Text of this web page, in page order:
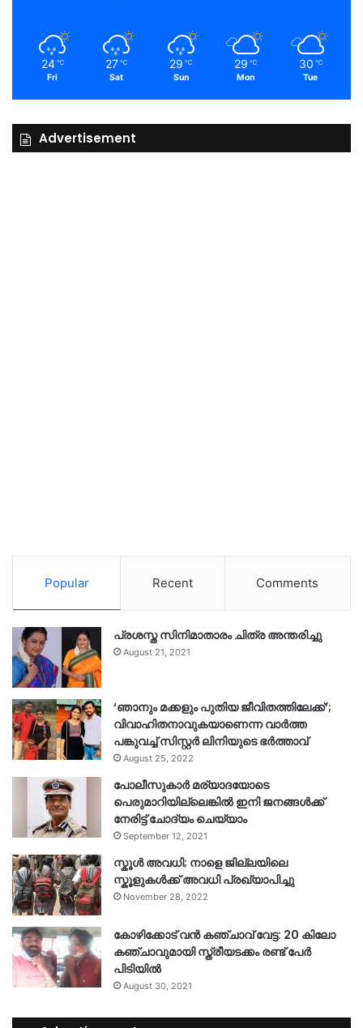
24 ℃
Fri
27 ℃
Sat
29 ℃
Sun
29 ℃
Mon
30 ℃
Tue
Advertisement
Popular Recent Comments
പ്രശസ്ത സിനിമാതാരം ചിത്ര അന്തരിച്ചു
August 21, 2021
‘ഞാനും മക്കളും പുതിയ ജീവിതത്തിലേക്ക്’;
വിവാഹിതനാവുകയാണെന്ന വാർത്ത
പങ്കുവച്ച് സിസ്റ്റർ ലിനിയുടെ ഭർത്താവ്
August 25, 2022
പോലീസുകാര്‍ മര്യാദയോടെ
പെരുമാറിയില്ലെങ്കില്‍ ഇനി ജനങ്ങള്‍ക്ക്
നേരിട്ട് ചോദ്യം ചെയ്യാം
September 12, 2021
സ്കൂൾ അവധി; നാളെ ജില്ലയിലെ
സ്കൂളുകൾക്ക് അവധി പ്രഖ്യാപിച്ചു
November 28, 2022
കോഴിക്കോട് വൻ കഞ്ചാവ് വേട്ട: 20 കിലോ
കഞ്ചാവുമായി സ്ത്രീയടക്കം രണ്ട് പേർ
പിടിയിൽ
August 30, 2021